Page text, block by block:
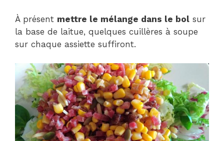
À présent mettre le mélange dans le bol sur
la base de laitue, quelques cuillères à soupe
sur chaque assiette suffiront.